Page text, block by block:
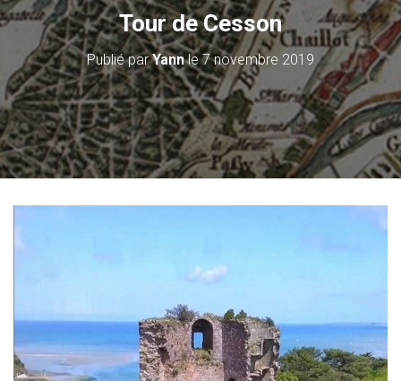
A
N
A
V
G
A
T
I
O
N
Tour de Cesson
Publié parYannle7 novembre 2019